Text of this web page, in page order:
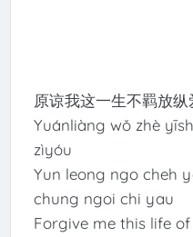
原谅我这一生不羁放纵
Yuánliàng wǒ zhè
zìyóu
Yun leong ngo cheh
chung ngoi chi yau
Forgive me this life